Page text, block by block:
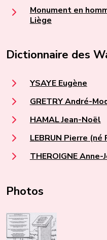
Monument en
Liège
Dictionnaire des
YSAYE Eugène
GRETRY André-
HAMAL Jean-Noël
LEBRUN Pierre (né
THEROIGNE Anne-
Photos